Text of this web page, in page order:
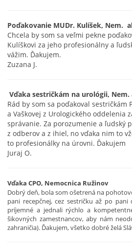
Poďakovanie MUDr. Kulíšek, Nem.
Chcela by som sa veľmi pekne
Kulíškovi za jeho profesionálny a
vážim. Ďakujem.
Zuzana J.
Vďaka sestričkám na urológii, Nem.
Rád by som sa poďakoval sestričkám
a Vaškovej z Urologického oddelenia
správanie. Za porozumenie a ľudský
z odberov a z ihiel, no vďaka nim to
to profesionálky na úrovni. Ďakujem
Juraj O.
Vďaka CPO, Nemocnica Ružinov
Dobrý deň, bola som ošetrená na
pani recepčnej, cez sestričku až po
príjemné a jednali rýchlo a
šikovných zamestnancov, aby nám
zahraničia). Ďakujem, všetko dobré želá